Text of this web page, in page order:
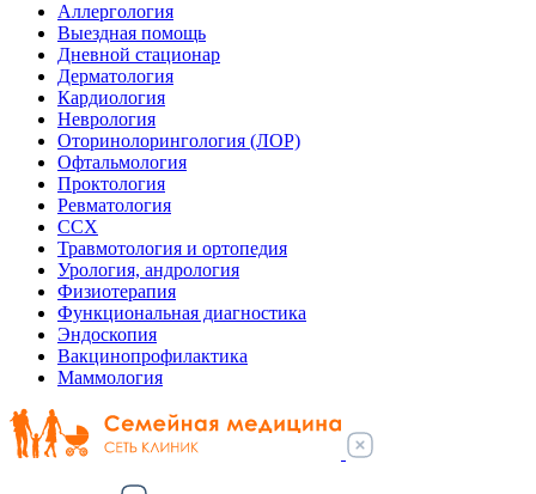
Аллергология
Выездная помощь
Дневной стационар
Дерматология
Кардиология
Неврология
Оторинолорингология (ЛОР)
Офтальмология
Проктология
Ревматология
ССХ
Травмотология и ортопедия
Урология, андрология
Физиотерапия
Функциональная диагностика
Эндоскопия
Вакцинопрофилактика
Маммология